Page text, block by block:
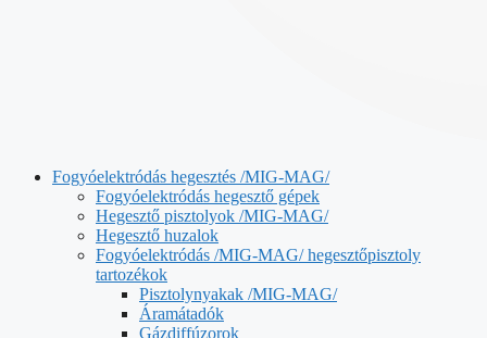
Fogyóelektródás hegesztés /MIG-MAG/
Fogyóelektródás hegesztő gépek
Hegesztő pisztolyok /MIG-MAG/
Hegesztő huzalok
Fogyóelektródás /MIG-MAG/ hegesztőpisztoly
tartozékok
Pisztolynyakak /MIG-MAG/
Áramátadók
Gázdiffúzorok